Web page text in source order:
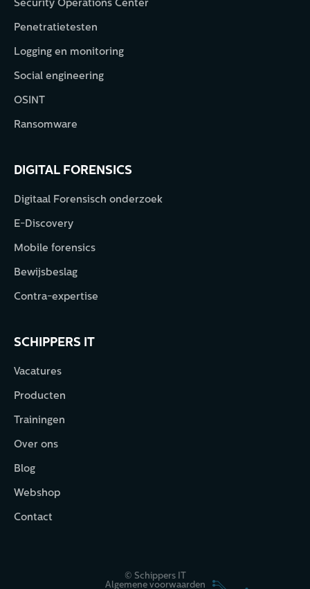
DIGITAL FORENSICS
Digitaal Forensisch onderzoek
E-Discovery
Mobile forensics
Bewijsbeslag
Contra-expertise
Security Operations Center
Penetratietesten
Logging en monitoring
Social engineering
OSINT
Ransomware
SCHIPPERS IT
Vacatures
Producten
Trainingen
Over ons
Blog
Webshop
Contact
© Schippers IT
Algemene voorwaarden